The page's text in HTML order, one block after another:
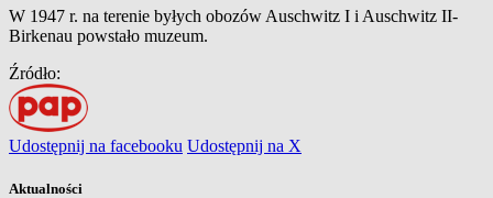
W 1947 r. na terenie byłych obozów Auschwitz I i Auschwitz II-
Birkenau powstało muzeum.
Źródło:
Udostępnij na facebooku Udostępnij na X
Aktualności